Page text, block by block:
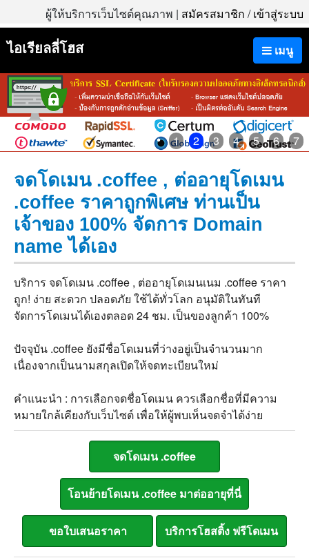
ผู้ให้บริการเว็บไซต์คุณภาพ | สมัครสมาชิก /เข้าสู่ระบบ
เมนู
ไอเรียลลี่โฮส
1 2 3 4 5 6 7
จดโดเมน .coffee , ต่ออายุโดเมน
.coffee ราคาถูกพิเศษ ท่านเป็น
เจ้าของ 100% จัดการ Domain
name ได้เอง
บริการ จดโดเมน .coffee , ต่ออายุโดเมนเนม .coffee ราคา
ถูก! ง่าย สะดวก ปลอดภัย ใช้ได้ทั่วโลก อนุมัติในทันที
จัดการโดเมนได้เองตลอด 24 ชม. เป็นของลูกค้า 100%
ปัจจุบัน .coffee ยังมีชื่อโดเมนที่ว่างอยู่เป็นจำนวนมาก
เนื่องจากเป็นนามสกุลเปิดให้จดทะเบียนใหม่
คำแนะนำ : การเลือกจดชื่อโดเมน ควรเลือกชื่อที่มีความ
หมายใกล้เคียงกับเว็บไซต์ เพื่อให้ผู้พบเห็นจดจำได้ง่าย